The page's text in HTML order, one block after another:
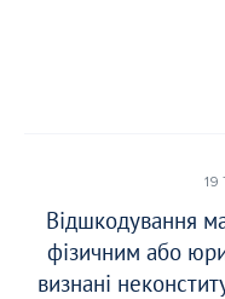
19
Відшкодування
фізичним або
визнані